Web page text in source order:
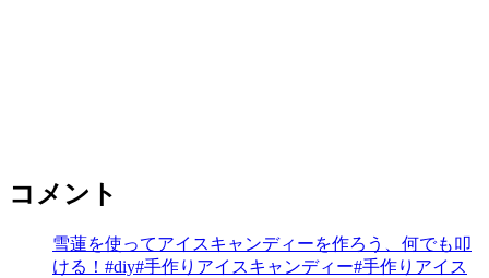
コメント
雪蓮を使ってアイスキャンディーを作ろう、何でも叩
ける！#diy#手作りアイスキャンディー#手作りアイス